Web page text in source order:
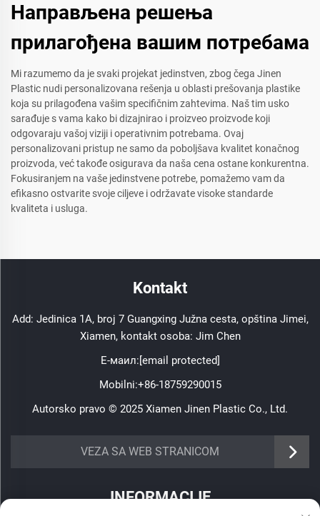
Направљена решења
прилагођена вашим потребама
Mi razumemo da je svaki projekat jedinstven, zbog čega Jinen
Plastic nudi personalizovana rešenja u oblasti prešovanja plastike
koja su prilagođena vašim specifičnim zahtevima. Naš tim usko
sarađuje s vama kako bi dizajnirao i proizveo proizvode koji
odgovaraju vašoj viziji i operativnim potrebama. Ovaj
personalizovani pristup ne samo da poboljšava kvalitet konačnog
proizvoda, već takođe osigurava da naša cena ostane konkurentna.
Fokusiranjem na vaše jedinstvene potrebe, pomažemo vam da
efikasno ostvarite svoje ciljeve i održavate visoke standarde
kvaliteta i usluga.
Kontakt
Add: Jedinica 1A, broj 7 Guangxing Južna cesta, opština Jimei,
Xiamen, kontakt osoba: Jim Chen
Е-маил:[email protected]
Mobilni:+86-18759290015
Autorsko pravo © 2025 Xiamen Jinen Plastic Co., Ltd.
VEZA SA WEB STRANICOM
https://www.jinenplastic.com/service
INFORMACIJE